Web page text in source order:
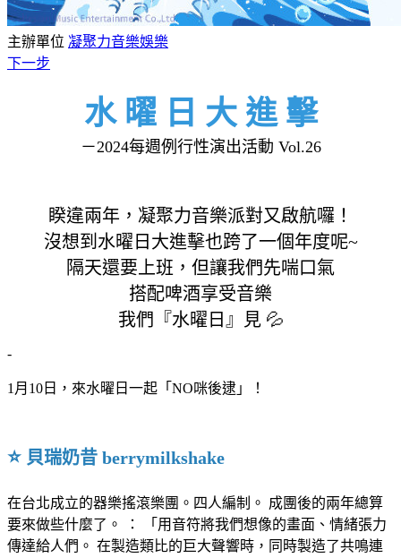
主辦單位 凝聚力音樂娛樂
下一步
水 曜 日 大 進 擊
－2024每週例行性演出活動 Vol.26
睽違兩年，凝聚力音樂派對又啟航囉！
沒想到水曜日大進擊也跨了一個年度呢~
隔天還要上班，但讓我們先喘口氣
搭配啤酒享受音樂
我們『水曜日』見 💦
-
1月10日，來水曜日一起「NO咪後逮」！
⭐️ 貝瑞奶昔 berrymilkshake
在台北成立的器樂搖滾樂團。四人編制。 成團後的兩年總算
要來做些什麼了。 ： 「用音符將我們想像的畫面、情緒張力
傳達給人們。 在製造類比的巨大聲響時，同時製造了共鳴連